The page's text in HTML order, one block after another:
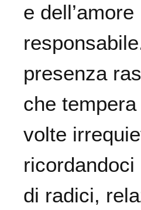
e dell’amore
presenza
che
volte
di radici,